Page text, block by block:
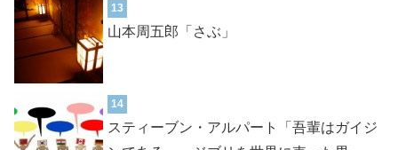
13
山本周五郎「さぶ」
14
スティーブン・アルパート「吾輩はガイジ